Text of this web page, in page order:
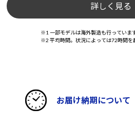
詳しく見る
※1 一部モデルは海外製造も行っています
※2 平均時間。状況によっては72時間を
お届け納期について